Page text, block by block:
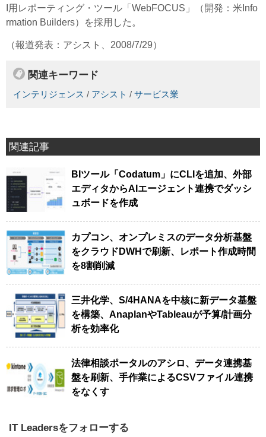
I用レポーティング・ツール「WebFOCUS」（開発：米Info
rmation Builders）を採用した。
（報道発表：アシスト、2008/7/29）
関連キーワード
インテリジェンス / アシスト / サービス業
関連記事
BIツール「Codatum」にCLIを追加、外部
エディタからAIエージェント連携でダッシ
ュボードを作成
カプコン、オンプレミスのデータ分析基盤
をクラウドDWHで刷新、レポート作成時間
を8割削減
三井化学、S/4HANAを中核に新データ基盤
を構築、AnaplanやTableauが予算/計画分
析を効率化
法律相談ポータルのアシロ、データ連携基
盤を刷新、手作業によるCSVファイル連携
をなくす
IT Leadersをフォローする